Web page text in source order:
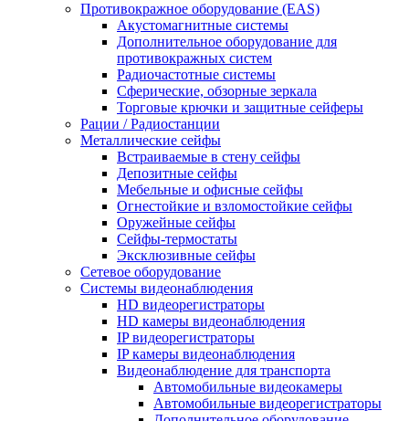
Противокражное оборудование (EAS)
Акустомагнитные системы
Дополнительное оборудование для
противокражных систем
Радиочастотные системы
Сферические, обзорные зеркала
Торговые крючки и защитные сейферы
Рации / Радиостанции
Металлические сейфы
Встраиваемые в стену сейфы
Депозитные сейфы
Мебельные и офисные сейфы
Огнестойкие и взломостойкие сейфы
Оружейные сейфы
Сейфы-термостаты
Эксклюзивные сейфы
Сетевое оборудование
Системы видеонаблюдения
HD видеорегистраторы
HD камеры видеонаблюдения
IP видеорегистраторы
IP камеры видеонаблюдения
Видеонаблюдение для транспорта
Автомобильные видеокамеры
Автомобильные видеорегистраторы